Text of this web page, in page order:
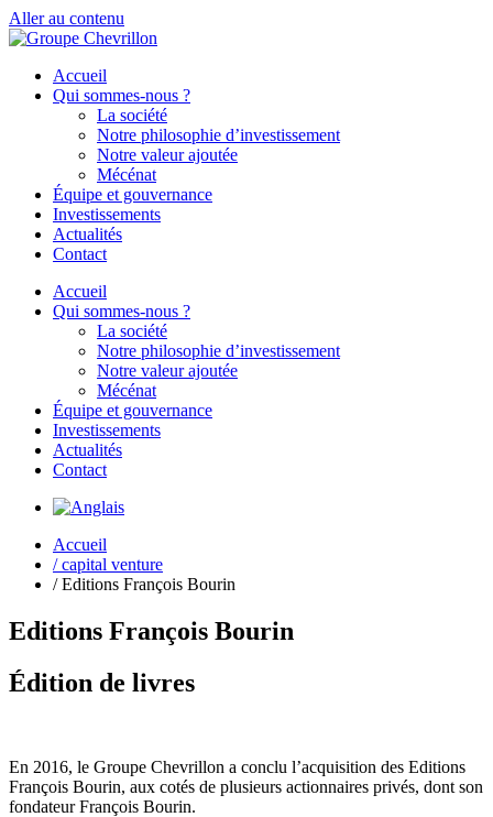
Aller au contenu
Accueil
Qui sommes-nous ?
La société
Notre philosophie d’investissement
Notre valeur ajoutée
Mécénat
Équipe et gouvernance
Investissements
Actualités
Contact
Accueil
Qui sommes-nous ?
La société
Notre philosophie d’investissement
Notre valeur ajoutée
Mécénat
Équipe et gouvernance
Investissements
Actualités
Contact
Accueil
/capital venture
/ Editions François Bourin
Editions François Bourin
Édition de livres
En 2016, le Groupe Chevrillon a conclu l’acquisition des Editions
François Bourin, aux cotés de plusieurs actionnaires privés, dont son
fondateur François Bourin.